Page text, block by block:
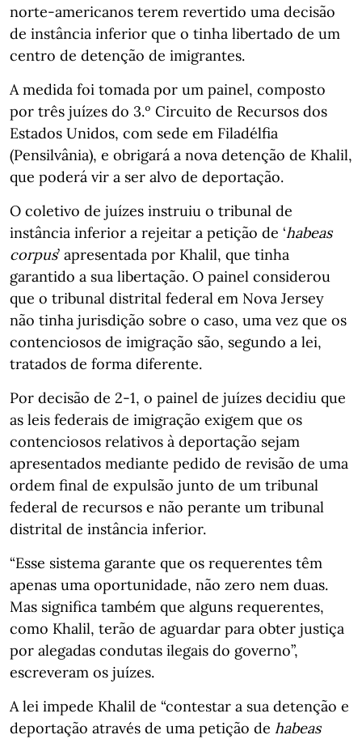
norte-americanos terem revertido uma decisão
de instância inferior que o tinha libertado de um
centro de detenção de imigrantes.
A medida foi tomada por um painel, composto
por três juízes do 3.º Circuito de Recursos dos
Estados Unidos, com sede em Filadélfia
(Pensilvânia), e obrigará a nova detenção de Khalil,
que poderá vir a ser alvo de deportação.
O coletivo de juízes instruiu o tribunal de
instância inferior a rejeitar a petição de ‘habeas
corpus’ apresentada por Khalil, que tinha
garantido a sua libertação. O painel considerou
que o tribunal distrital federal em Nova Jersey
não tinha jurisdição sobre o caso, uma vez que os
contenciosos de imigração são, segundo a lei,
tratados de forma diferente.
Por decisão de 2-1, o painel de juízes decidiu que
as leis federais de imigração exigem que os
contenciosos relativos à deportação sejam
apresentados mediante pedido de revisão de uma
ordem final de expulsão junto de um tribunal
federal de recursos e não perante um tribunal
distrital de instância inferior.
“Esse sistema garante que os requerentes têm
apenas uma oportunidade, não zero nem duas.
Mas significa também que alguns requerentes,
como Khalil, terão de aguardar para obter justiça
por alegadas condutas ilegais do governo”,
escreveram os juízes.
A lei impede Khalil de “contestar a sua detenção e
deportação através de uma petição de habeas